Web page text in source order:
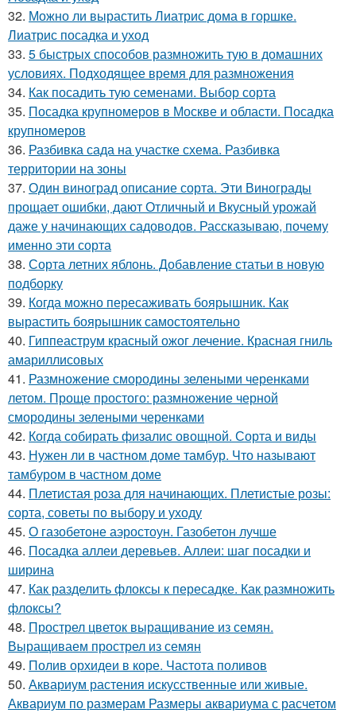
32. Можно ли вырастить Лиатрис дома в горшке.
Лиатрис посадка и уход
33. 5 быстрых способов размножить тую в домашних
условиях. Подходящее время для размножения
34. Как посадить тую семенами. Выбор сорта
35. Посадка крупномеров в Москве и области. Посадка
крупномеров
36. Разбивка сада на участке схема. Разбивка
территории на зоны
37. Один виноград описание сорта. Эти Винограды
прощает ошибки, дают Отличный и Вкусный урожай
даже у начинающих садоводов. Рассказываю, почему
именно эти сорта
38. Сорта летних яблонь. Добавление статьи в новую
подборку
39. Когда можно пересаживать боярышник. Как
вырастить боярышник самостоятельно
40. Гиппеаструм красный ожог лечение. Красная гниль
амариллисовых
41. Размножение смородины зелеными черенками
летом. Проще простого: размножение черной
смородины зелеными черенками
42. Когда собирать физалис овощной. Сорта и виды
43. Нужен ли в частном доме тамбур. Что называют
тамбуром в частном доме
44. Плетистая роза для начинающих. Плетистые розы:
сорта, советы по выбору и уходу
45. О газобетоне аэростоун. Газобетон лучше
46. Посадка аллеи деревьев. Аллеи: шаг посадки и
ширина
47. Как разделить флоксы к пересадке. Как размножить
флоксы?
48. Прострел цветок выращивание из семян.
Выращиваем прострел из семян
49. Полив орхидеи в коре. Частота поливов
50. Аквариум растения искусственные или живые.
Аквариум по размерам Размеры аквариума с расчетом